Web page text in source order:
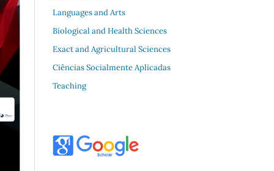
Languages and Arts
Biological and Health Sciences
Exact and Agricultural Sciences
Ciências Socialmente Aplicadas
Teaching